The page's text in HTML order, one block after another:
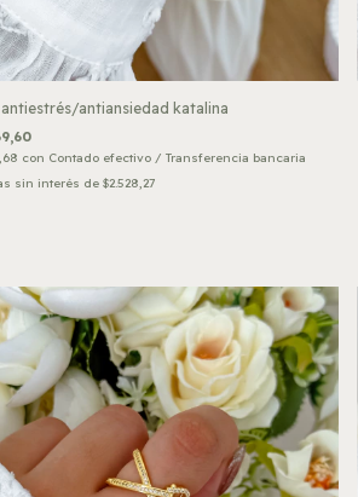
antiestrés/antiansiedad katalina
con Contado efectivo / Transferencia bancaria
sin interés de $2.528,27